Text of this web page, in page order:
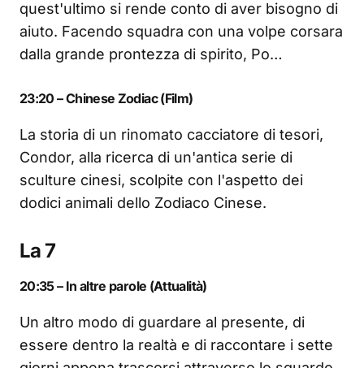
quest'ultimo si rende conto di aver bisogno di
aiuto. Facendo squadra con una volpe corsara
dalla grande prontezza di spirito, Po…
23:20 – Chinese Zodiac (Film)
La storia di un rinomato cacciatore di tesori,
Condor, alla ricerca di un'antica serie di
sculture cinesi, scolpite con l'aspetto dei
dodici animali dello Zodiaco Cinese.
La 7
20:35 – In altre parole (Attualità)
Un altro modo di guardare al presente, di
essere dentro la realtà e di raccontare i sette